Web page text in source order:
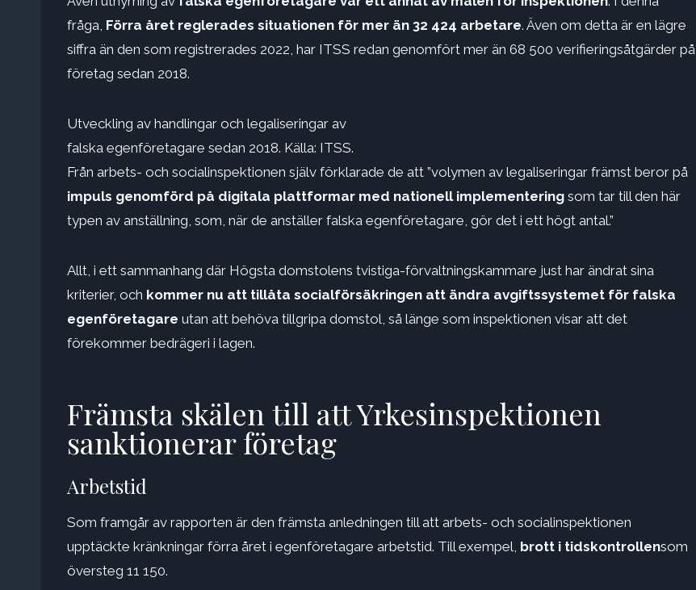
fråga, Förra året reglerades situationen för mer än 32 424 arbetare. Även om detta är en lägre
siffra än den som registrerades 2022, har ITSS redan genomfört mer än 68 500 verifieringsåtgärder på
företag sedan 2018.
Utveckling av handlingar och legaliseringar av
falska egenföretagare sedan 2018. Källa: ITSS.
Från arbets- och socialinspektionen själv förklarade de att ”volymen av legaliseringar främst beror på
impuls genomförd på digitala plattformar med nationell implementering som tar till den här
typen av anställning, som, när de anställer falska egenföretagare, gör det i ett högt antal.”
Allt, i ett sammanhang där Högsta domstolens tvistiga-förvaltningskammare just har ändrat sina
kriterier, och kommer nu att tillåta socialförsäkringen att ändra avgiftssystemet för falska
egenföretagare utan att behöva tillgripa domstol, så länge som inspektionen visar att det
förekommer bedrägeri i lagen.
Främsta skälen till att Yrkesinspektionen
sanktionerar företag
Arbetstid
Som framgår av rapporten är den främsta anledningen till att arbets- och socialinspektionen
upptäckte kränkningar förra året i egenföretagare arbetstid. Till exempel, brott i tidskontrollensom
översteg 11 150.